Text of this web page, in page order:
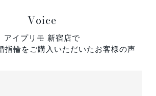
Voice
アイプリモ 新宿店で
指輪をご購入いただいたお客様の声